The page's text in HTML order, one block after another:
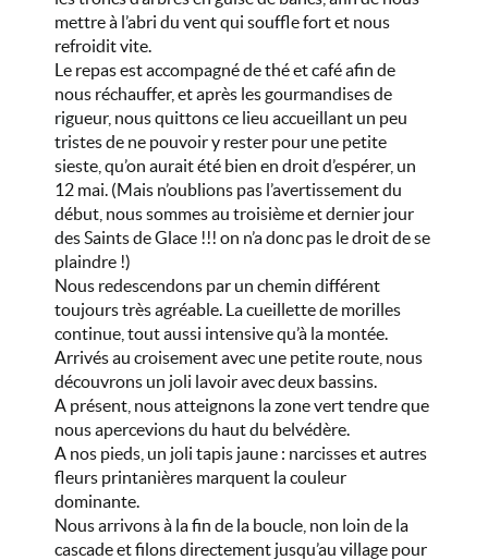
mettre à l’abri du vent qui souffle fort et nous
refroidit vite.
Le repas est accompagné de thé et café afin de
nous réchauffer, et après les gourmandises de
rigueur, nous quittons ce lieu accueillant un peu
tristes de ne pouvoir y rester pour une petite
sieste, qu’on aurait été bien en droit d’espérer, un
12 mai. (Mais n’oublions pas l’avertissement du
début, nous sommes au troisième et dernier jour
des Saints de Glace !!! on n’a donc pas le droit de se
plaindre !)
Nous redescendons par un chemin différent
toujours très agréable. La cueillette de morilles
continue, tout aussi intensive qu’à la montée.
Arrivés au croisement avec une petite route, nous
découvrons un joli lavoir avec deux bassins.
A présent, nous atteignons la zone vert tendre que
nous apercevions du haut du belvédère.
A nos pieds, un joli tapis jaune : narcisses et autres
fleurs printanières marquent la couleur
dominante.
Nous arrivons à la fin de la boucle, non loin de la
cascade et filons directement jusqu’au village pour